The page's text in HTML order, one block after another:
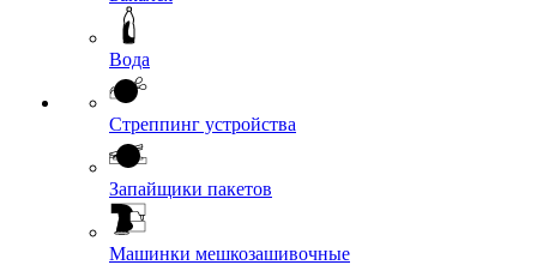
Вода
Стреппинг устройства
Запайщики пакетов
Машинки мешкозашивочные